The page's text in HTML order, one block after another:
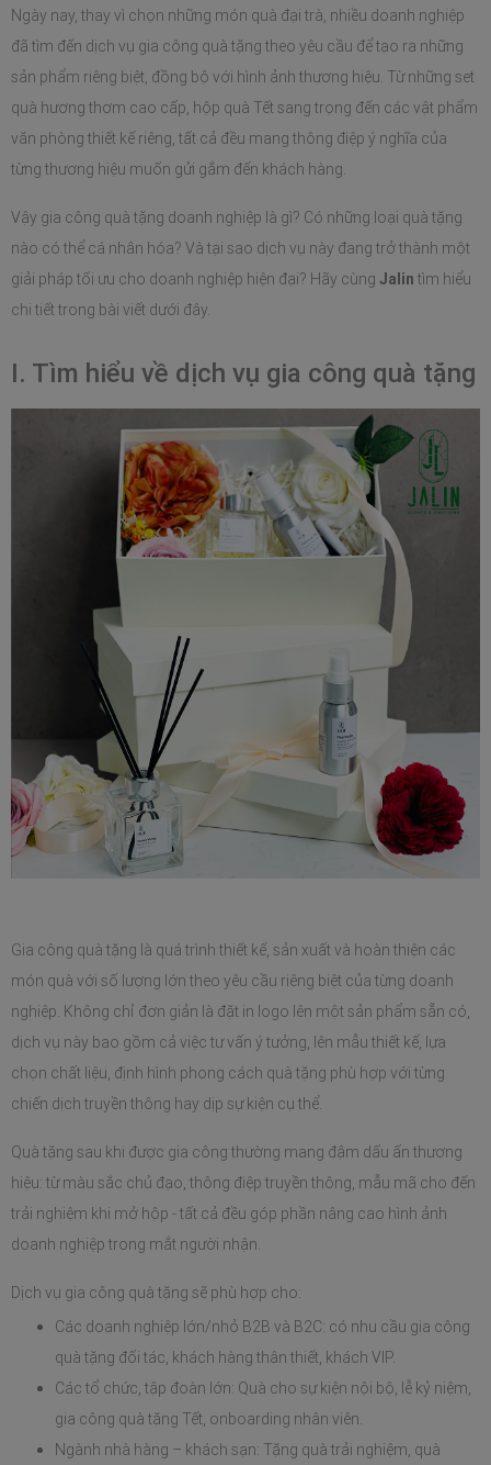
Ngày nay, thay vì chọn những món quà đại trà, nhiều doanh nghiệp
đã tìm đến dịch vụ gia công quà tặng theo yêu cầu để tạo ra những
sản phẩm riêng biệt, đồng bộ với hình ảnh thương hiệu. Từ những set
quà hương thơm cao cấp, hộp quà Tết sang trọng đến các vật phẩm
văn phòng thiết kế riêng, tất cả đều mang thông điệp ý nghĩa của
từng thương hiệu muốn gửi gắm đến khách hàng.
Vậy gia công quà tặng doanh nghiệp là gì? Có những loại quà tặng
nào có thể cá nhân hóa? Và tại sao dịch vụ này đang trở thành một
giải pháp tối ưu cho doanh nghiệp hiện đại? Hãy cùng Jalin tìm hiểu
chi tiết trong bài viết dưới đây.
I. Tìm hiểu về dịch vụ gia công quà tặng
Gia công quà tặng là quá trình thiết kế, sản xuất và hoàn thiện các
món quà với số lượng lớn theo yêu cầu riêng biệt của từng doanh
nghiệp. Không chỉ đơn giản là đặt in logo lên một sản phẩm sẵn có,
dịch vụ này bao gồm cả việc tư vấn ý tưởng, lên mẫu thiết kế, lựa
chọn chất liệu, định hình phong cách quà tặng phù hợp với từng
chiến dịch truyền thông hay dịp sự kiện cụ thể.
Quà tặng sau khi được gia công thường mang đậm dấu ấn thương
hiệu: từ màu sắc chủ đạo, thông điệp truyền thông, mẫu mã cho đến
trải nghiệm khi mở hộp - tất cả đều góp phần nâng cao hình ảnh
doanh nghiệp trong mắt người nhận.
Dịch vụ gia công quà tặng sẽ phù hợp cho:
Các doanh nghiệp lớn/nhỏ B2B và B2C: có nhu cầu gia công
quà tặng đối tác, khách hàng thân thiết, khách VIP.
Các tổ chức, tập đoàn lớn: Quà cho sự kiện nội bộ, lễ kỷ niệm,
gia công quà tặng Tết, onboarding nhân viên.
Ngành nhà hàng – khách sạn: Tặng quà trải nghiệm, quà